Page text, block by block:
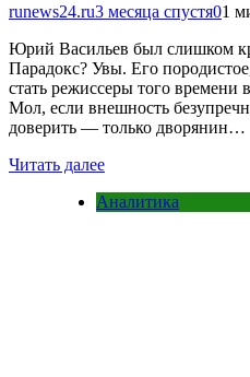
runews24.ru3 месяца спустя01
Юрий Васильев был слишком
Парадокс? Увы. Его
стать режиссеры того времени
Мол, если внешность
доверить — только дворянин…
Читать далее
Аналитика